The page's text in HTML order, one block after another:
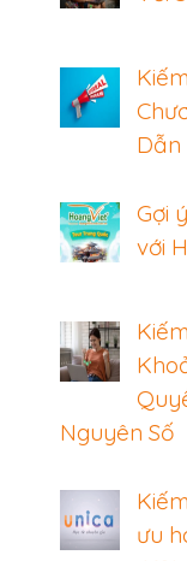
Dẫn
Gợi
với
Nguyên Số
ưu